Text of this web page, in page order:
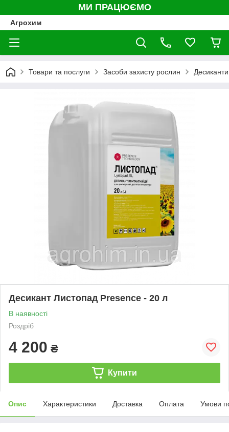
МИ ПРАЦЮЄМО
Агрохим
Товари та послуги Засоби захисту рослин Десиканти
Десикант Листопад Presence - 20 л
В наявності
Роздріб
4 200 ₴
Купити
Опис Характеристики Доставка Оплата Умови